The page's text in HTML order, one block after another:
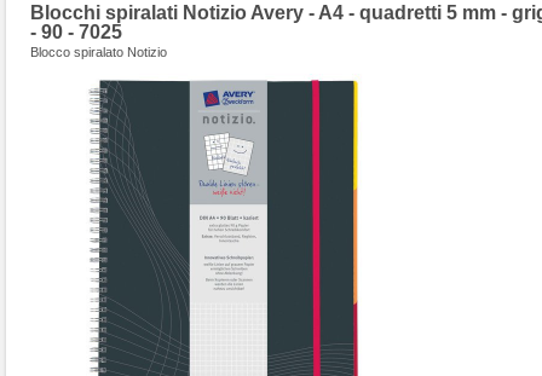
Blocchi spiralati Notizio Avery - A4 - quadretti 5 mm -
- 90 - 7025
Blocco spiralato Notizio